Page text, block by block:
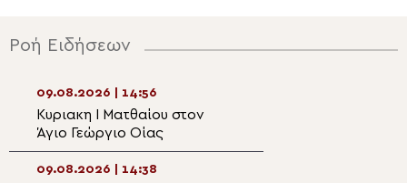
Ροή Ειδήσεων
09.08.2026 | 14:56
Κυριακη Ι Ματθαίου στον
Άγιο Γεώργιο Οίας
09.08.2026 | 14:38